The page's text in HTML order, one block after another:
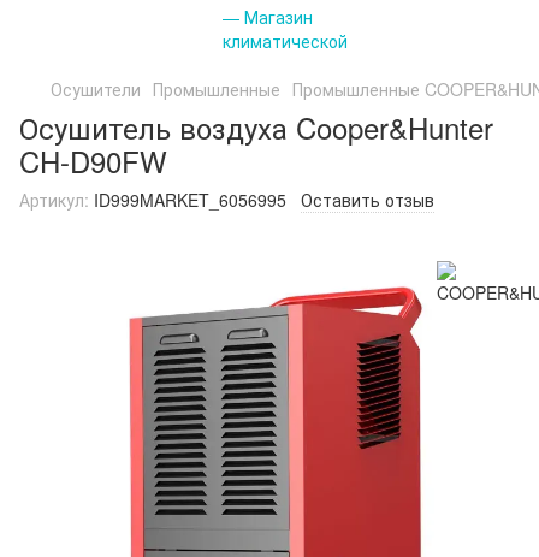
Осушители Промышленные Промышленные
Осушитель воздуха Cooper&Hunter
CH-D90FW
Артикул: ID999MARKET_6056995 Оставить отзыв